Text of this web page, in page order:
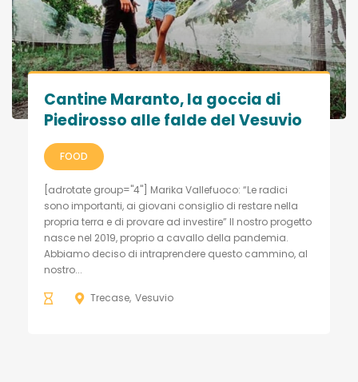
Cantine Maranto, la goccia di
Piedirosso alle falde del Vesuvio
FOOD
[adrotate group="4"] Marika Vallefuoco: “Le radici
sono importanti, ai giovani consiglio di restare nella
propria terra e di provare ad investire” Il nostro progetto
nasce nel 2019, proprio a cavallo della pandemia.
Abbiamo deciso di intraprendere questo cammino, al
nostro...
Trecase Vesuvio